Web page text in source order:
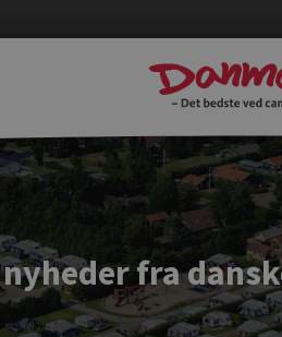
fra